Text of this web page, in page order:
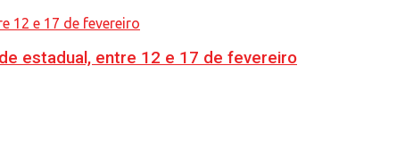
estadual, entre 12 e 17 de fevereiro